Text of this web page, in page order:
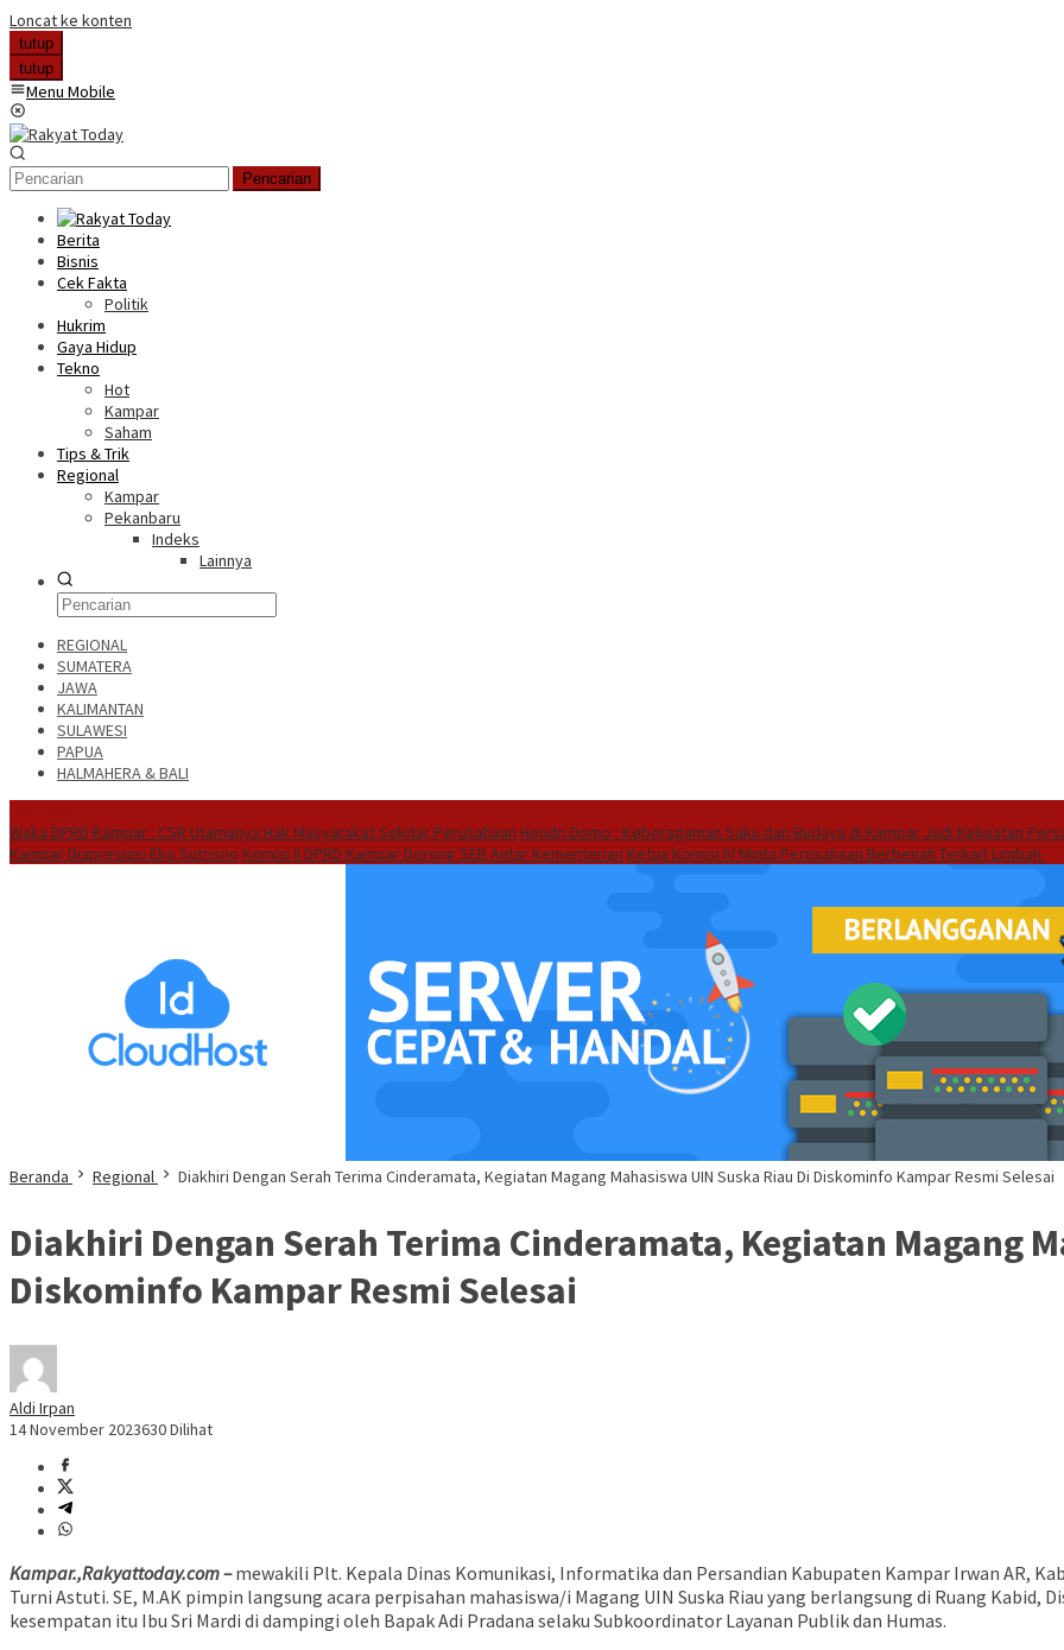
Loncat ke konten
tutup
tutup
Menu Mobile
Pencarian
Berita
Bisnis
Cek Fakta
Politik
Hukrim
Gaya Hidup
Tekno
Hot
Kampar
Saham
Tips & Trik
Regional
Kampar
Pekanbaru
Indeks
Lainnya
REGIONAL
SUMATERA
JAWA
KALIMANTAN
SULAWESI
PAPUA
HALMAHERA & BALI
Waka DPRD Kampar : CSR Utamanya Hak Masyarakat Sekitar Perusahaan Hendri Domo : Keberagaman Suku dan Budaya di Kampar Jadi Kekuatan
Kampar Diapresiasi Eko Sutrisno Komisi II DPRD Kampar Dorong SEB Antar Kementerian Ketua Komisi IV Minta Perusahaan Berbenah Terkait Limbah
Beranda Regional Diakhiri Dengan Serah Terima Cinderamata, Kegiatan Magang Mahasiswa UIN Suska Riau Di Diskominfo Kampar Resmi Selesai
Diakhiri Dengan Serah Terima Cinderamata, Kegiatan Magang
Diskominfo Kampar Resmi Selesai
Aldi Irpan
14 November 2023630 Dilihat
Kampar.,Rakyattoday.com –mewakili Plt. Kepala Dinas Komunikasi, Informatika dan Persandian Kabupaten Kampar Irwan AR,
Turni Astuti. SE, M.AK pimpin langsung acara perpisahan mahasiswa/i Magang UIN Suska Riau yang berlangsung di Ruang Kabid,
kesempatan itu Ibu Sri Mardi di dampingi oleh Bapak Adi Pradana selaku Subkoordinator Layanan Publik dan Humas.